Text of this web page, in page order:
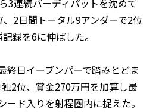
3連続バーディパットを沈めて
2日間トータル9アンダーで2位
録を6に伸ばした。
終日イーブンパーで踏みとどま
2位、賞金270万円を加算し最
ード入りを射程圏内に捉えた。